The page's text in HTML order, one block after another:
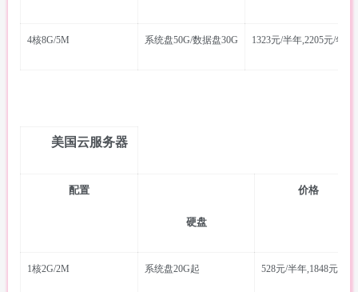
4核8G/5M 系统盘50G/数据盘30G 1323元/半年,2205元/年
美国云服务器
配置
硬盘
价格
1核2G/2M 系统盘20G起 528元/半年,1848元/3年